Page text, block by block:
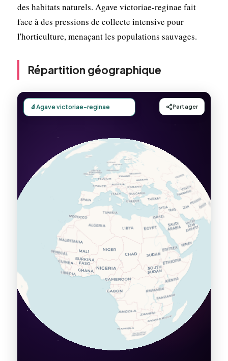
des habitats naturels. Agave victoriae-reginae fait
face à des pressions de collecte intensive pour
l'horticulture, menaçant les populations sauvages.
Répartition géographique